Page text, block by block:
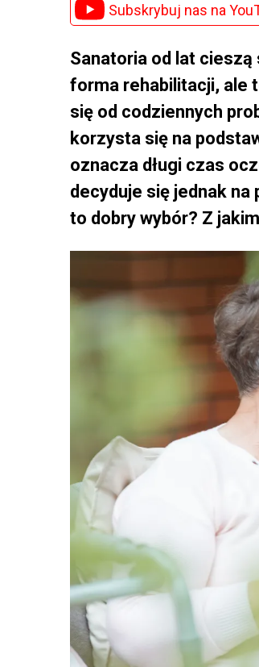
Subskrybuj nas na
Sanatoria od lat
forma rehabilitacji, ale
się od codziennych
korzysta się na
oznacza długi czas
decyduje się jednak
to dobry wybór? Z